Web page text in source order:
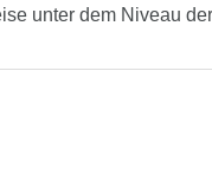
unter dem Niveau